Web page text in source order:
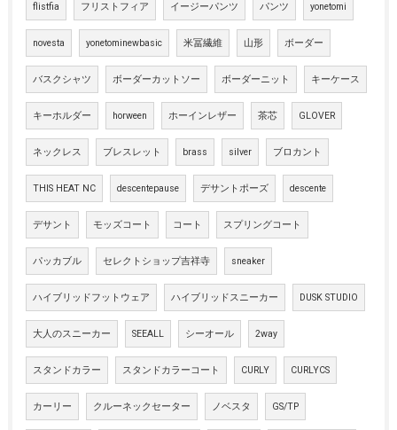
flistfia フリストフィア イージーパンツ パンツ yonetomi
novesta yonetominewbasic 米冨繊維 山形 ボーダー
バスクシャツ ボーダーカットソー ボーダーニット キーケース
キーホルダー horween ホーインレザー 茶芯 GLOVER
ネックレス ブレスレット brass silver ブロカント
THIS HEAT NC descentepause デサントポーズ descente
デサント モッズコート コート スプリングコート
パッカブル セレクトショップ吉祥寺 sneaker
ハイブリッドフットウェア ハイブリッドスニーカー DUSK STUDIO
大人のスニーカー SEEALL シーオール 2way
スタンドカラー スタンドカラーコート CURLY CURLYCS
カーリー クルーネックセーター ノベスタ GS/TP